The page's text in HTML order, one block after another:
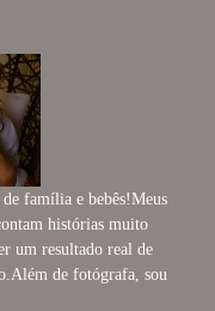
família e bebês!Meus
histórias muito
um resultado real de
de fotógrafa, sou